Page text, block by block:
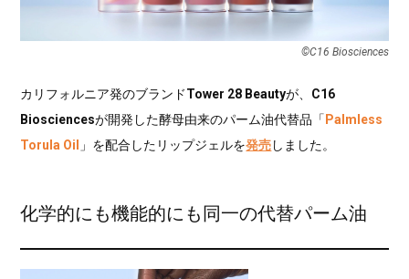
©C16 Biosciences
カリフォルニア発のブランドTower 28 Beautyが、 C16
Biosciencesが開発した酵母由来のパーム油代替品「 Palmless
Torula Oil
」を配合したリップジェルを発売しました。
化学的にも機能的にも同一の代替パーム油